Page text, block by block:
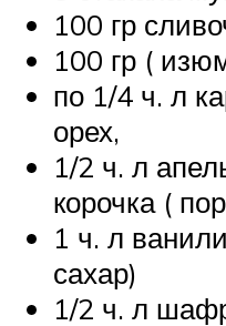
100 гр
100 гр (
по 1/4 ч. л
орех,
1/2 ч. л
корочка (
1 ч. л
сахар)
1/2 ч. л